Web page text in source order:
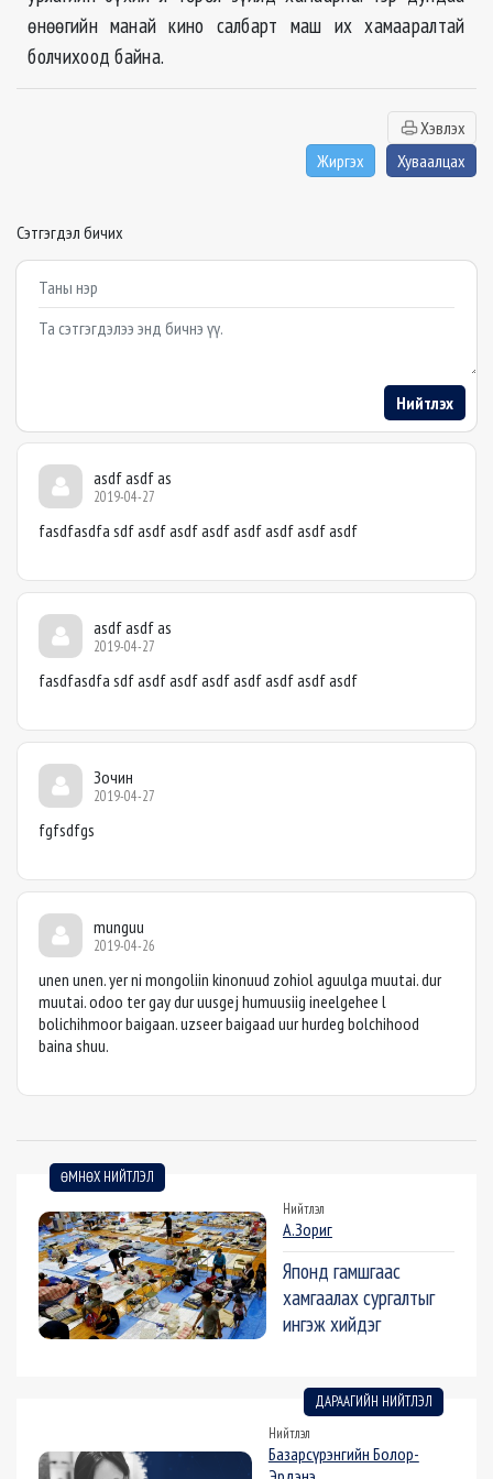
өнөөгийн манай кино салбарт маш их хамааралтай
болчихоод байна.
Хэвлэх
Жиргэх
Хуваалцах
Сэтгэгдэл бичих
Example textarea
Нийтлэх
asdf asdf as
2019-04-27
fasdfasdfa sdf asdf asdf asdf asdf asdf asdf asdf
asdf asdf as
2019-04-27
fasdfasdfa sdf asdf asdf asdf asdf asdf asdf asdf
Зочин
2019-04-27
fgfsdfgs
munguu
2019-04-26
unen unen. yer ni mongoliin kinonuud zohiol aguulga muutai. dur
muutai. odoo ter gay dur uusgej humuusiig ineelgehee l
bolichihmoor baigaan. uzseer baigaad uur hurdeg bolchihood
baina shuu.
ӨМНӨХ НИЙТЛЭЛ
Нийтлэл
А.Зориг
Японд гамшгаас
хамгаалах сургалтыг
ингэж хийдэг
ДАРААГИЙН НИЙТЛЭЛ
Нийтлэл
Базарсүрэнгийн Болор-